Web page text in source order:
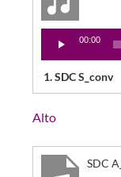
audio
00:00
1.SDC S_conv
Alto
SDC